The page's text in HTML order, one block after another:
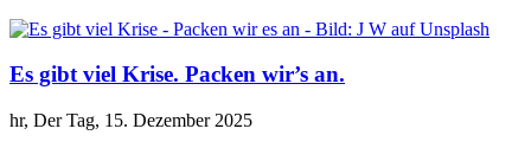
Es gibt viel Krise. Packen wir’s an.
hr, Der Tag, 15. Dezember 2025